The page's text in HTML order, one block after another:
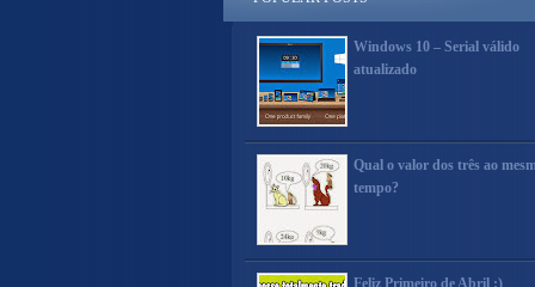
Windows 10 – Serial válido
atualizado
Qual o valor dos três ao
tempo?
Feliz Primeiro de Abril :)